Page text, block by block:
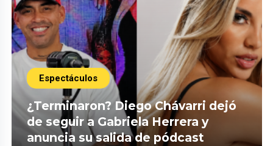
Espectáculos
¿Terminaron? Diego Chávarri dejó
de seguir a Gabriela Herrera y
anuncia su salida de pódcast